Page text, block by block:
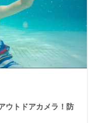
ウトドアカメラ！防